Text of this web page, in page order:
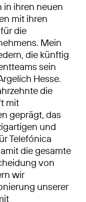
in ihren neuen
mit ihren
die
Mein
die künftig
sein
Hesse.
die
mit
geprägt, das
und
Telefónica
die gesamte
von
wir
unserer